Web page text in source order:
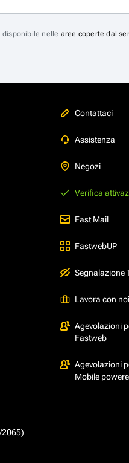
disponibile nelle aree coperte dal
2065)
Contattaci
Assistenza
Negozi
Verifica
Fast Mail
FastwebUP
Segnalazione
Lavora con noi
Agevolazioni
Fastweb
Agevolazioni
Mobile